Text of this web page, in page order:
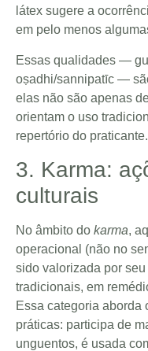
látex sugere a
em pelo menos
Essas qualidades —
oṣadhi/sannipatīc —
elas não são apenas
orientam o uso
repertório do praticante.
3. Karma:
culturais
No âmbito do karma,
operacional (não no
sido valorizada por
tradicionais, em
Essa categoria aborda
práticas: participa de
unguentos, é usada